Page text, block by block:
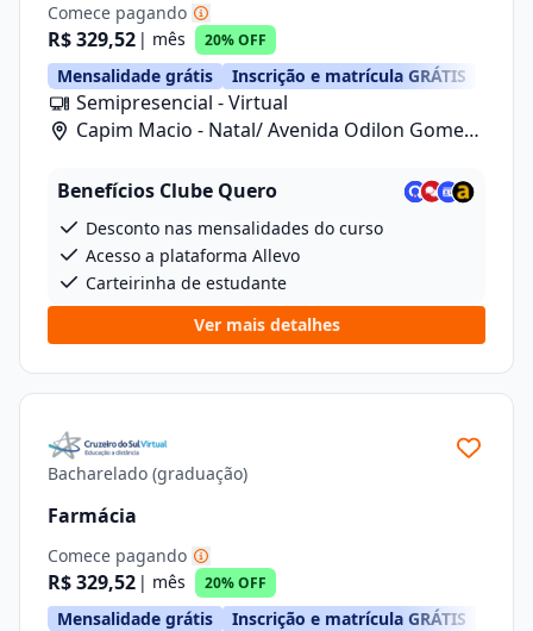
Comece pagando
R$ 329,52 | mês 20% OFF
Mensalidade grátis Inscrição e matrícula GRÁTIS
Semipresencial - Virtual
Capim Macio - Natal/ Avenida Odilon Gomes
Benefícios Clube Quero
Desconto nas mensalidades do curso
Acesso a plataforma Allevo
Carteirinha de estudante
Ver mais detalhes
Bacharelado (graduação)
Farmácia
Comece pagando
R$ 329,52 | mês 20% OFF
Mensalidade grátis Inscrição e matrícula GRÁTIS